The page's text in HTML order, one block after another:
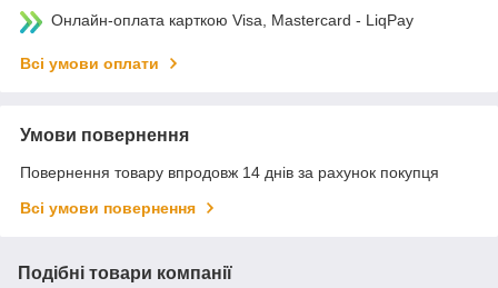
Онлайн-оплата карткою Visa, Mastercard - LiqPay
Всі умови оплати
Умови повернення
Повернення товару впродовж 14 днів за рахунок покупця
Всі умови повернення
Подібні товари компанії